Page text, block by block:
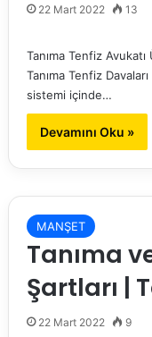
22 Mart 2022 13
Tanıma Tenfiz
Tanıma Tenfiz
sistemi içinde…
Devamını Oku »
MANŞET
Tanıma
Şartları |
22 Mart 2022 9